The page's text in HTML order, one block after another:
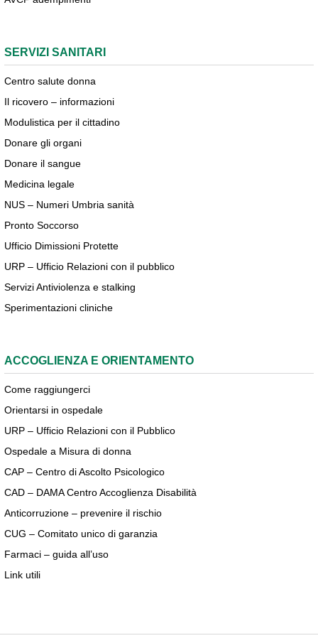
SERVIZI SANITARI
Centro salute donna
Il ricovero – informazioni
Modulistica per il cittadino
Donare gli organi
Donare il sangue
Medicina legale
NUS – Numeri Umbria sanità
Pronto Soccorso
Ufficio Dimissioni Protette
URP – Ufficio Relazioni con il pubblico
Servizi Antiviolenza e stalking
Sperimentazioni cliniche
ACCOGLIENZA E ORIENTAMENTO
Come raggiungerci
Orientarsi in ospedale
URP – Ufficio Relazioni con il Pubblico
Ospedale a Misura di donna
CAP – Centro di Ascolto Psicologico
CAD – DAMA Centro Accoglienza Disabilità
Anticorruzione – prevenire il rischio
CUG – Comitato unico di garanzia
Farmaci – guida all’uso
Link utili